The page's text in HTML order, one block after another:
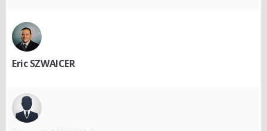
Eric SZWAICER